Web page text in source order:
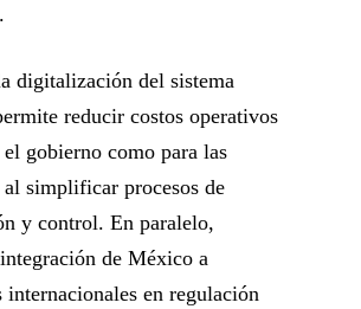
digitalización del sistema
reducir costos operativos
gobierno como para las
al simplificar procesos de
y control. En paralelo,
de México a
internacionales en regulación